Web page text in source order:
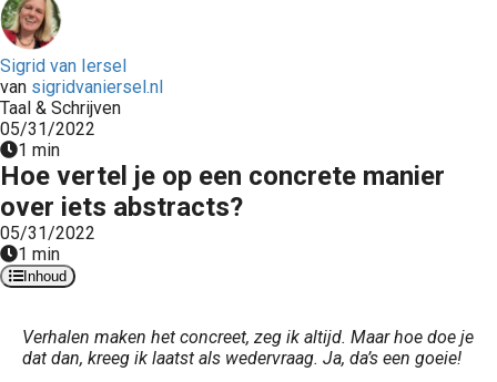
Sigrid van Iersel
van sigridvaniersel.nl
Taal & Schrijven
05/31/2022
1 min
Hoe vertel je op een concrete manier
over iets abstracts?
05/31/2022
1 min
Inhoud
Verhalen maken het concreet, zeg ik altijd. Maar hoe doe je
dat dan, kreeg ik laatst als wedervraag. Ja, da’s een goeie!